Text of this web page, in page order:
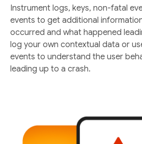
Instrument logs, keys, non-fatal
events to get additional
occurred and what happened
log your own contextual data or
events to understand the user
leading up to a crash.